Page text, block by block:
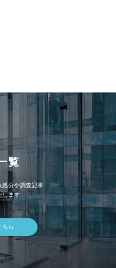
覧
処分や調査記事
します
ちら